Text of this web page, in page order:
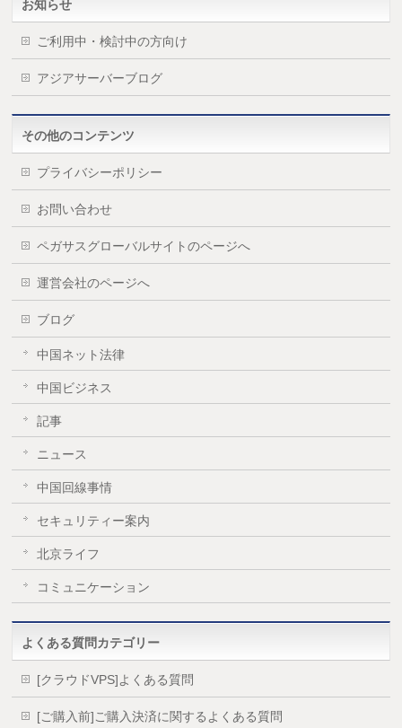
お知らせ
ご利用中・検討中の方向け
アジアサーバーブログ
その他のコンテンツ
プライバシーポリシー
お問い合わせ
ペガサスグローバルサイトのページへ
運営会社のページへ
ブログ
中国ネット法律
中国ビジネス
記事
ニュース
中国回線事情
セキュリティー案内
北京ライフ
コミュニケーション
よくある質問カテゴリー
[クラウドVPS]よくある質問
[ご購入前]ご購入決済に関するよくある質問